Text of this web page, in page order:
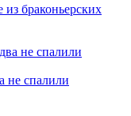
из браконьерских
не спалили